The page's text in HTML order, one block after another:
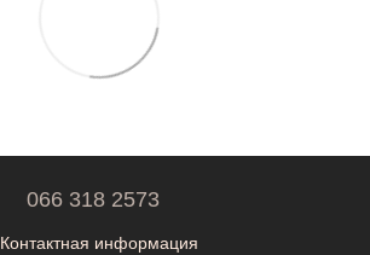
066 318 2573
Контактная информация